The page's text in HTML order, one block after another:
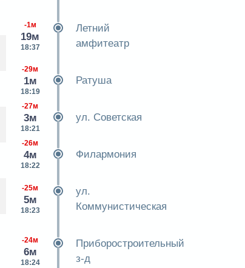
-1м
19м
18:37
Летний
амфитеатр
-29м
1м
18:19
Ратуша
-27м
3м
18:21
ул. Советская
-26м
4м
18:22
Филармония
-25м
5м
18:23
ул.
Коммунистическая
-24м
6м
18:24
Приборостроительный
з-д